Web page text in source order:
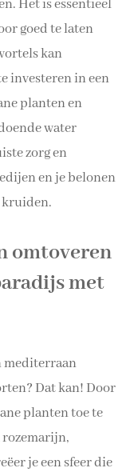
Het is essentieel
goed te laten
kan
investeren in een
planten en
water
zorg en
en je belonen
kruiden.
omtoveren
met
mediterraan
Dat kan! Door
planten toe te
rozemarijn,
je een sfeer die